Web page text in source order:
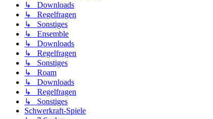
↳ Downloads
↳ Regelfragen
↳ Sonstiges
↳ Ensemble
↳ Downloads
↳ Regelfragen
↳ Sonstiges
↳ Roam
↳ Downloads
↳ Regelfragen
↳ Sonstiges
Schwerkraft-Spiele